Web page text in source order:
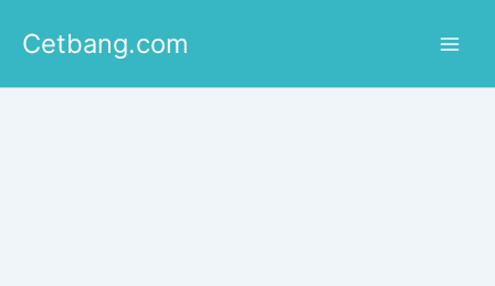
Cetbang.com